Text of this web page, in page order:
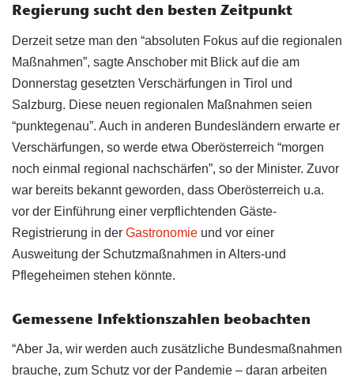
Regierung sucht den besten Zeitpunkt
Derzeit setze man den “absoluten Fokus auf die regionalen
Maßnahmen”, sagte Anschober mit Blick auf die am
Donnerstag gesetzten Verschärfungen in Tirol und
Salzburg. Diese neuen regionalen Maßnahmen seien
“punktegenau”. Auch in anderen Bundesländern erwarte er
Verschärfungen, so werde etwa Oberösterreich “morgen
noch einmal regional nachschärfen”, so der Minister. Zuvor
war bereits bekannt geworden, dass Oberösterreich u.a.
vor der Einführung einer verpflichtenden Gäste-
Registrierung in der Gastronomie und vor einer
Ausweitung der Schutzmaßnahmen in Alters-und
Pflegeheimen stehen könnte.
Gemessene Infektionszahlen beobachten
“Aber Ja, wir werden auch zusätzliche Bundesmaßnahmen
brauche, zum Schutz vor der Pandemie – daran arbeiten